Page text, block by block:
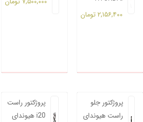
۲,۱۵۶,۴۰۰تومان
پروژکتور جلو
راست هیوندای
پروژکتور راست
هیوندای i20